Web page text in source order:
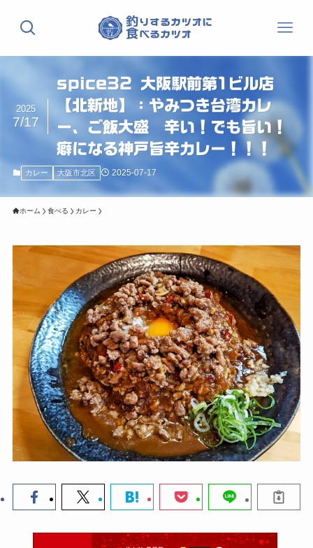
spice32 大阪駅前第1ビル店
【北新地】：やみつき台湾カレ
ー、ご飯大盛 辛い！でも旨い！
癖になる神戸旨辛カレー！！！
2025
7/17
カレー 大阪市北区 2025-07-17
ホーム 食べる カレー